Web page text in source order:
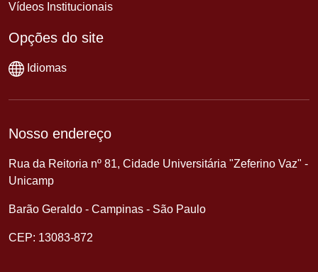
Vídeos Institucionais
Opções do site
Idiomas
Nosso endereço
Rua da Reitoria nº 81, Cidade Universitária "Zeferino Vaz" -
Unicamp
Barão Geraldo - Campinas - São Paulo
CEP: 13083-872